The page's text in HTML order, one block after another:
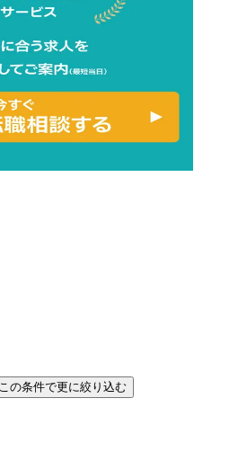
この条件で更に絞り込む